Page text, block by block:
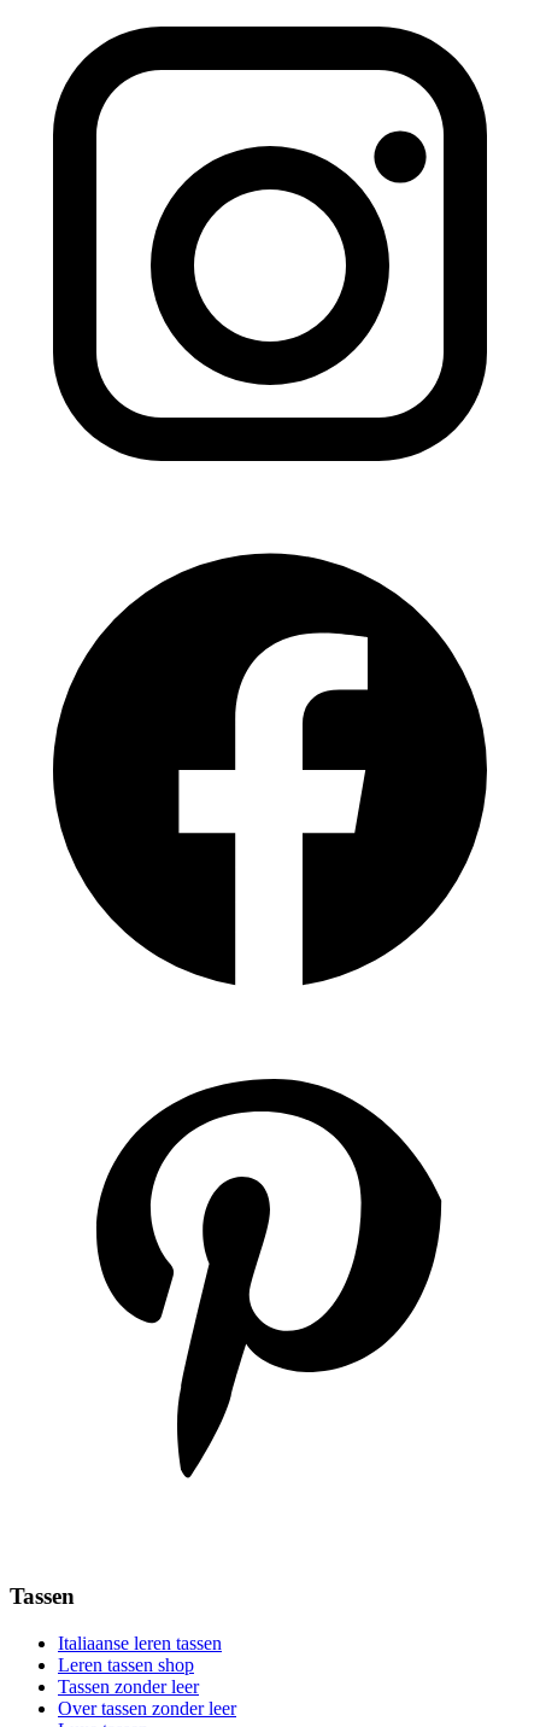
Tassen
Italiaanse leren tassen
Leren tassen shop
Tassen zonder leer
Over tassen zonder leer